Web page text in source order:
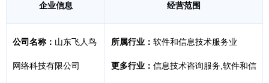
企业信息 经营范围
公司名称： 山东飞人鸟
网络科技有限公司
所属行业： 软件和信息技术服务业
更多行业： 信息技术咨询服务,软件和信